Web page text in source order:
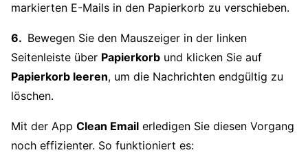
markierten E-Mails in den Papierkorb zu verschieben.
Bewegen Sie den Mauszeiger in der linken
Seitenleiste über Papierkorb und klicken Sie auf
Papierkorb leeren, um die Nachrichten endgültig zu
löschen.
Mit der App Clean Email erledigen Sie diesen Vorgang
noch effizienter. So funktioniert es: